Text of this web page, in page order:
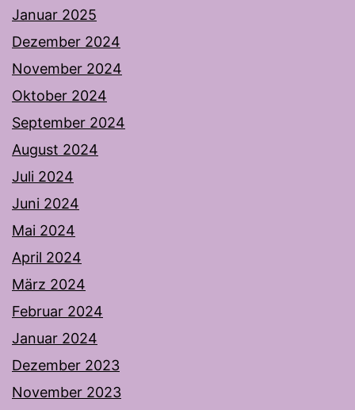
Januar 2025
Dezember 2024
November 2024
Oktober 2024
September 2024
August 2024
Juli 2024
Juni 2024
Mai 2024
April 2024
März 2024
Februar 2024
Januar 2024
Dezember 2023
November 2023